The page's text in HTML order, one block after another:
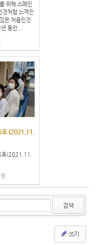
위해 스페인
것처럼 느껴진
은 처음인것
동안...
(2021.11.
호(2021.11.
검색
쓰기